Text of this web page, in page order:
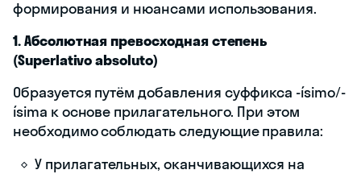
формирования и нюансами использования.
1. Абсолютная превосходная степень
(Superlativo absoluto)
Образуется путём добавления суффикса -ísimo/-
ísima к основе прилагательного. При этом
необходимо соблюдать следующие правила:
У прилагательных, оканчивающихся на